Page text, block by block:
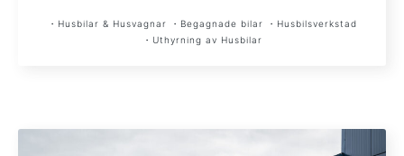
・Husbilar & Husvagnar ・Begagnade bilar ・Husbilsverkstad
・Uthyrning av Husbilar